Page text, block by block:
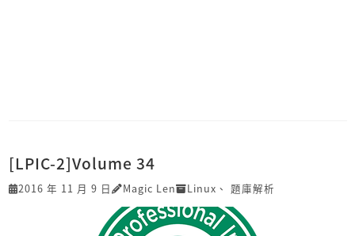
[LPIC-2]Volume 34
2016 年 11 月 9 日 Magic Len Linux 、 題庫解析